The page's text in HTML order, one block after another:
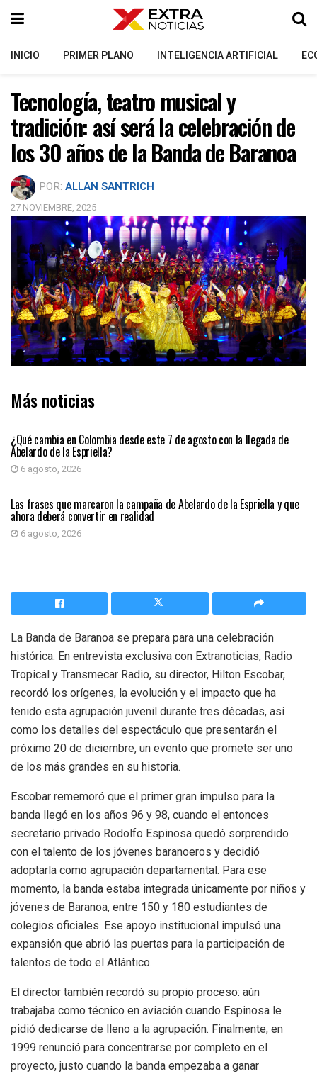
INICIO PRIMER PLANO INTELIGENCIA ARTIFICIAL
Tecnología, teatro musical y
tradición: así será la celebración de
los 30 años de la Banda de Baranoa
POR: ALLAN SANTRICH
27 NOVIEMBRE, 2025
Más noticias
¿Qué cambia en Colombia desde este 7 de agosto con la llegada de
Abelardo de la Espriella?
6 agosto, 2026
PRIMER PLANO
Las frases que marcaron la campaña de Abelardo de la Espriella y que
ahora deberá convertir en realidad
6 agosto, 2026
La Banda de Baranoa se prepara para una celebración
histórica. En entrevista exclusiva con Extranoticias, Radio
Tropical y Transmecar Radio, su director, Hilton Escobar,
recordó los orígenes, la evolución y el impacto que ha
tenido esta agrupación juvenil durante tres décadas, así
como los detalles del espectáculo que presentarán el
próximo 20 de diciembre, un evento que promete ser uno
de los más grandes en su historia.
Escobar rememoró que el primer gran impulso para la
banda llegó en los años 96 y 98, cuando el entonces
secretario privado Rodolfo Espinosa quedó sorprendido
con el talento de los jóvenes baranoeros y decidió
adoptarla como agrupación departamental. Para ese
momento, la banda estaba integrada únicamente por niños y
jóvenes de Baranoa, entre 150 y 180 estudiantes de
colegios oficiales. Ese apoyo institucional impulsó una
expansión que abrió las puertas para la participación de
talentos de todo el Atlántico.
El director también recordó su propio proceso: aún
trabajaba como técnico en aviación cuando Espinosa le
pidió dedicarse de lleno a la agrupación. Finalmente, en
1999 renunció para concentrarse por completo en el
proyecto, justo cuando la banda empezaba a ganar